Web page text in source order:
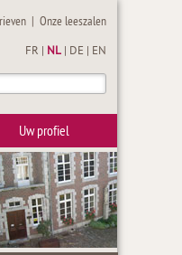
|Onze leeszalen
FR NL DE EN
Uw profiel